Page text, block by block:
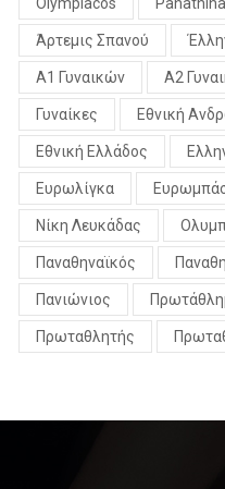
Άρτεμις Σπανού
Α1 Γυναικών Α2
Γυναίκες Εθνική
Εθνική Ελλάδος
Ευρωλίγκα
Νίκη Λευκάδας
Παναθηναϊκός
Πανιώνιος
Πρωταθλητής